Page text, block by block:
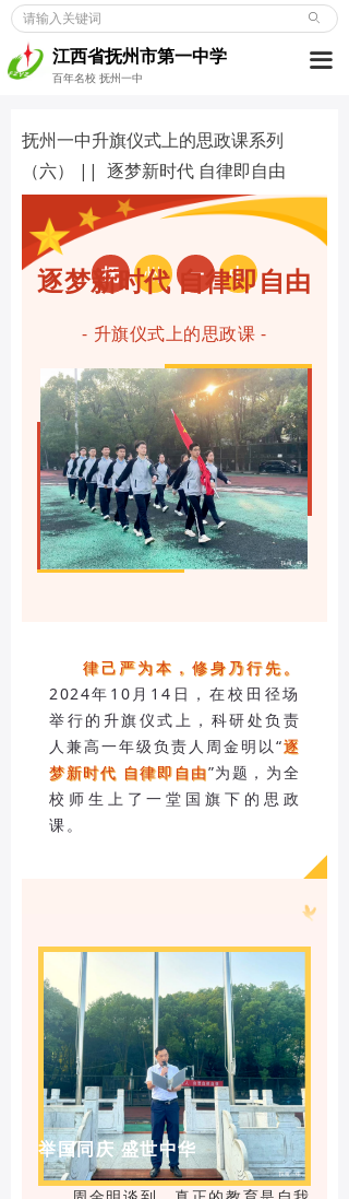
江西省抚州市第一中学
百年名校 抚州一中
ꄙ
끀
首页
学校概况
党建博览
教师发展
学生成长
招考信息
合作交流
校友之窗
抚州一中升旗仪式上的思政课系列
（六） || 逐梦新时代 自律即自由
抚 州 一 中
逐梦新时代 自律即自由
- 升旗仪式上的思政课 -
律己严为本，修身乃行先。
2024年10月14日，在校田径场
举行的升旗仪式上，科研处负责
人兼高一年级负责人周金明以“逐
梦新时代 自律即自由”为题，为全
校师生上了一堂国旗下的思政
课。
举国同庆 盛世中华